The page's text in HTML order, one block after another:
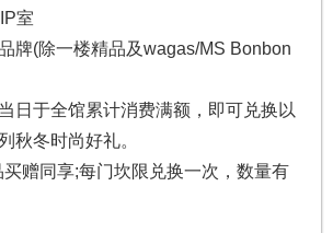
室
牌(除一楼精品及wagas/MS Bonbon
日于全馆累计消费满额，即可兑换以
秋冬时尚好礼。
赠同享;每门坎限兑换一次，数量有